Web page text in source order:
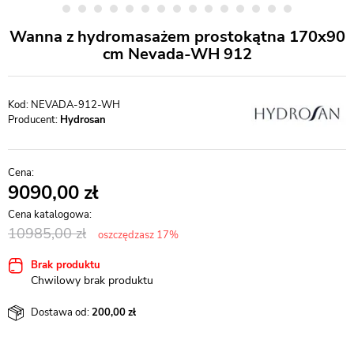
Wanna z hydromasażem prostokątna 170x90
cm Nevada-WH 912
NEVADA-912-WH
Producent: Hydrosan
9090,00
10985,00 oszczędzasz 17%
Brak produktu
Chwilowy brak produktu
Dostawa od:200,00